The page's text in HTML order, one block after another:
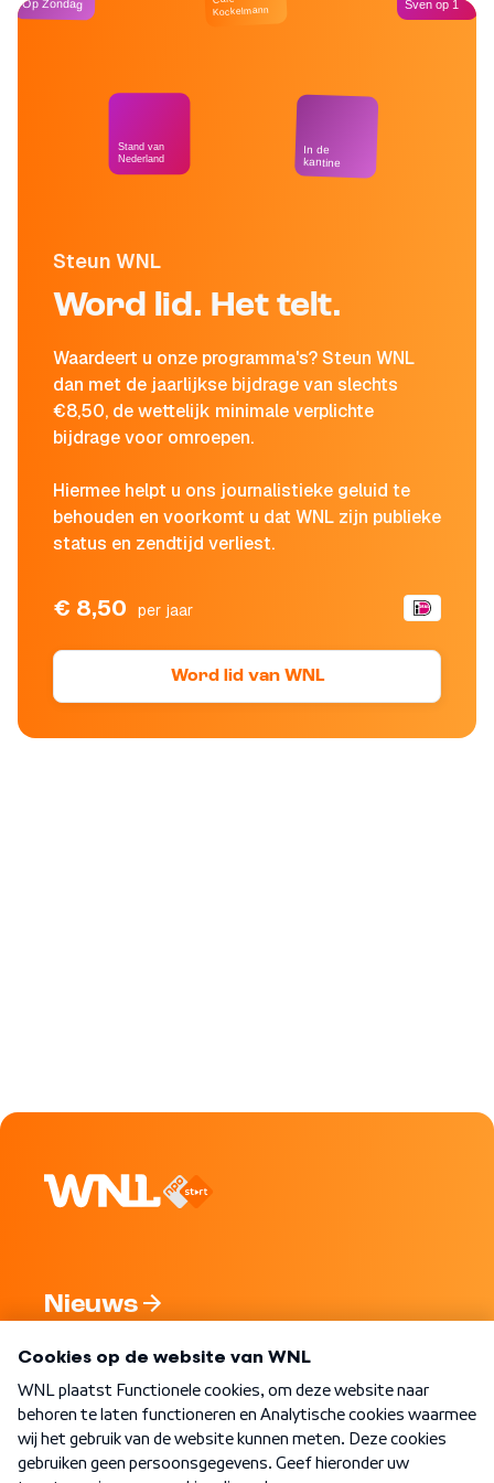
Steun WNL
Word lid. Het telt.
Waardeert u onze programma's? Steun WNL
dan met de jaarlijkse bijdrage van slechts
€8,50, de wettelijk minimale verplichte
bijdrage voor omroepen.
Hiermee helpt u ons journalistieke geluid te
behouden en voorkomt u dat WNL zijn publieke
status en zendtijd verliest.
€ 8,50 per jaar
Word lid van WNL
Op Zondag
Stand van
Nederland
Kockelmann
In de
kantine
Sven op 1
Nieuws
Nieuwsbrief
Word Lid